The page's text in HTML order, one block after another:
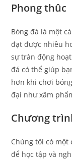
Phong thûc
Bóng đá là một
đạt được nhiều
sự tràn động
đá có thể giúp
hơn khi chơi
đại như xâm
Chương
Chúng tôi có
để học tập và